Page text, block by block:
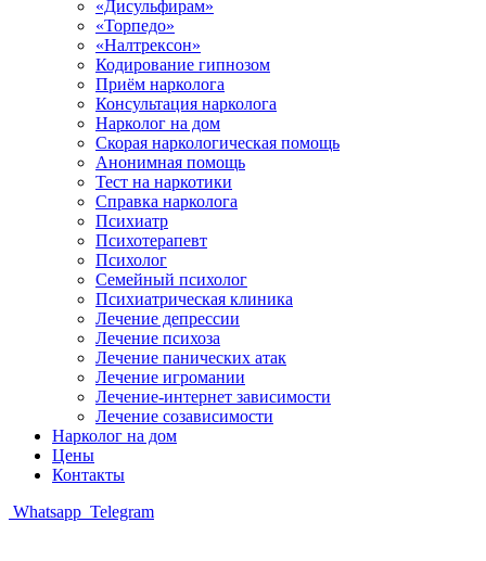
«Дисульфирам»
«Торпедо»
«Налтрексон»
Кодирование гипнозом
Приём нарколога
Консультация нарколога
Нарколог на дом
Скорая наркологическая помощь
Анонимная помощь
Тест на наркотики
Справка нарколога
Психиатр
Психотерапевт
Психолог
Семейный психолог
Психиатрическая клиника
Лечение депрессии
Лечение психоза
Лечение панических атак
Лечение игромании
Лечение-интернет зависимости
Лечение созависимости
Нарколог на дом
Цены
Контакты
Whatsapp Telegram